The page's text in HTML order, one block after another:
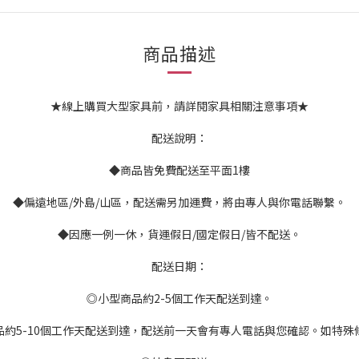
商品描述
★線上購買大型家具前，請詳閱家具相關注意事項★
配送說明：
◆商品皆免費配送至平面1樓
◆偏遠地區/外島/山區，配送需另加運費，將由專人與你電話聯繫。
◆因應一例一休，貨運假日/國定假日/皆不配送。
配送日期：
◎小型商品約2-5個工作天配送到達。
5-10個工作天配送到達，配送前一天會有專人電話與您確認。如特殊